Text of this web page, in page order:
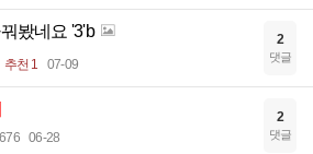
봤네요 '3'b
추천 1 07-09
2
댓글
06-28
2
댓글